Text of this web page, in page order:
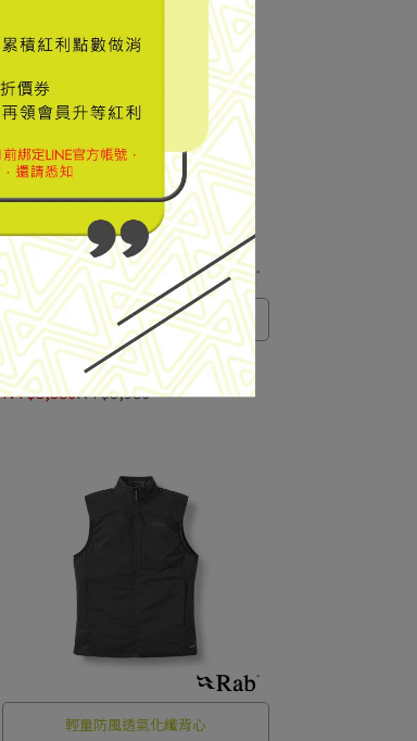
輕量防風透氣化纖立領背心
【RAB】Xenair Vest 輕量防風透氣
化纖立領背心 女款 暴風藍 #QIP20
NT$3,580NT$3,980
輕量防風透氣化纖背心